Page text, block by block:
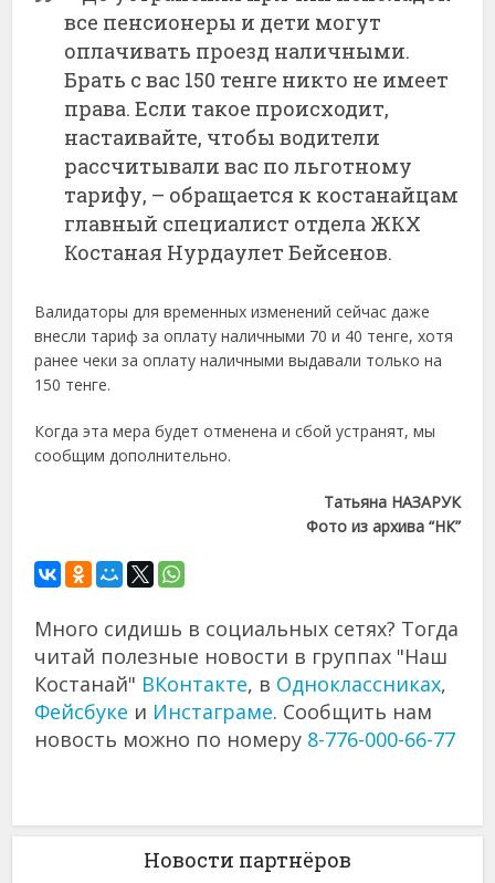
все пенсионеры и дети могут
оплачивать проезд наличными.
Брать с вас 150 тенге никто не имеет
права. Если такое происходит,
настаивайте, чтобы водители
рассчитывали вас по льготному
тарифу, – обращается к костанайцам
главный специалист отдела ЖКХ
Костаная Нурдаулет Бейсенов.
Валидаторы для временных изменений сейчас даже
внесли тариф за оплату наличными 70 и 40 тенге, хотя
ранее чеки за оплату наличными выдавали только на
150 тенге.
Когда эта мера будет отменена и сбой устранят, мы
сообщим дополнительно.
Татьяна НАЗАРУК
Фото из архива “НК”
Много сидишь в социальных сетях? Тогда
читай полезные новости в группах "Наш
Костанай" ВКонтакте, в Одноклассниках,
Фейсбуке и Инстаграме. Сообщить нам
новость можно по номеру 8-776-000-66-77
Новости партнёров